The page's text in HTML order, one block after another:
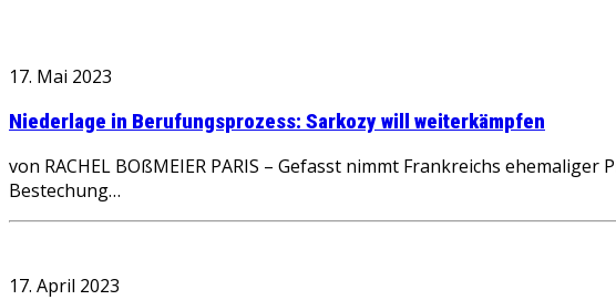
17. Mai 2023
Niederlage in Berufungsprozess: Sarkozy will weiterkämpfen
von RACHEL BOßMEIER PARIS – Gefasst nimmt Frankreichs
Bestechung…
17. April 2023